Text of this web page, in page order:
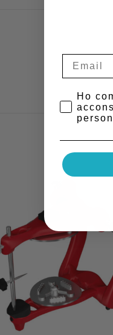
Privacy
Ho